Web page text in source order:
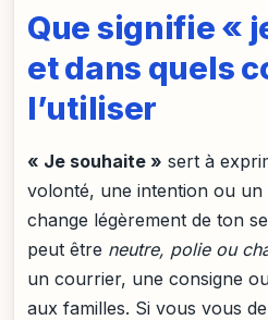
Que signifie «
et dans quels
l’utiliser
« Je souhaite » sert à
volonté, une intention ou
change légèrement de ton
peut être neutre, polie ou
un courrier, une consigne
aux familles. Si vous vous